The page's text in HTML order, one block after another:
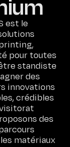
est le
pour toutes
standiste
des
innovations
crédibles
des
matériaux